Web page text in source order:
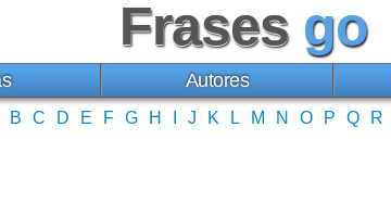
Frases go
Autores
B C D E F G H J K L M N O P Q R